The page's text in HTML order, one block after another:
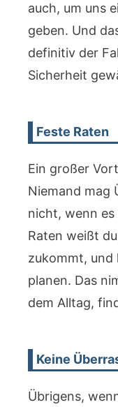
auch, um uns
geben. Und
definitiv der
Sicherheit
Feste Raten
Ein großer
Niemand mag
nicht, wenn
Raten weißt
zukommt, und
planen. Das
dem Alltag,
Keine
Übrigens,